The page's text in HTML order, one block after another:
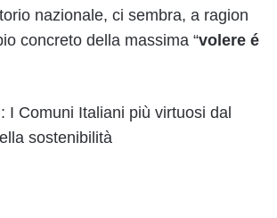
nazionale, ci sembra, a ragion
concreto della massima “volere é
I Comuni Italiani più virtuosi dal
sostenibilità